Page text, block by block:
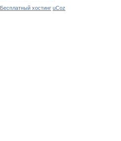
Бесплатный хостинг uCoz